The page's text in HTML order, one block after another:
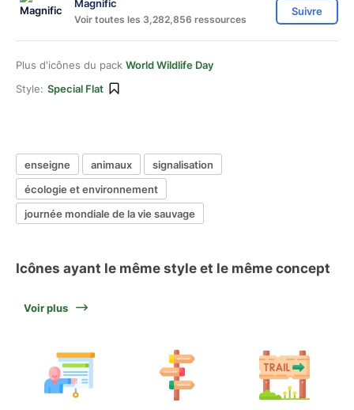
Magnific
Voir toutes les 3,282,856 ressources
Suivre
Plus d'icônes du pack World Wildlife Day
Style: Special Flat
enseigne animaux
signalisation
écologie et environnement
journée mondiale de la vie sauvage
Icônes ayant le même style et le même concept
Voir plus